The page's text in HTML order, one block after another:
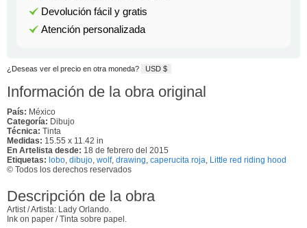
Devolución fácil y gratis
Atención personalizada
¿Deseas ver el precio en otra moneda? USD $
Información de la obra original
País: México
Categoría: Dibujo
Técnica: Tinta
Medidas: 15.55 x 11.42 in
En Artelista desde: 18 de febrero del 2015
Etiquetas: lobo dibujo wolf, drawing caperucita roja Little red riding hood
© Todos los derechos reservados
Descripción de la obra
Artist / Artista: Lady Orlando.
Ink on paper / Tinta sobre papel.